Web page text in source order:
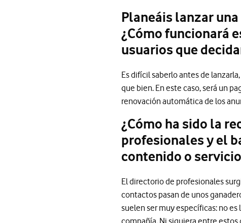
Planeáis lanzar
¿Cómo funcionará
usuarios que
Es difícil saberlo antes de
que bien. En este caso, será un
renovación automática de los
¿Cómo ha sido la
profesionales y el
contenido o
El directorio de profesionales
contactos pasan de unos
suelen ser muy específicas: no
compañía. Ni siquiera entre